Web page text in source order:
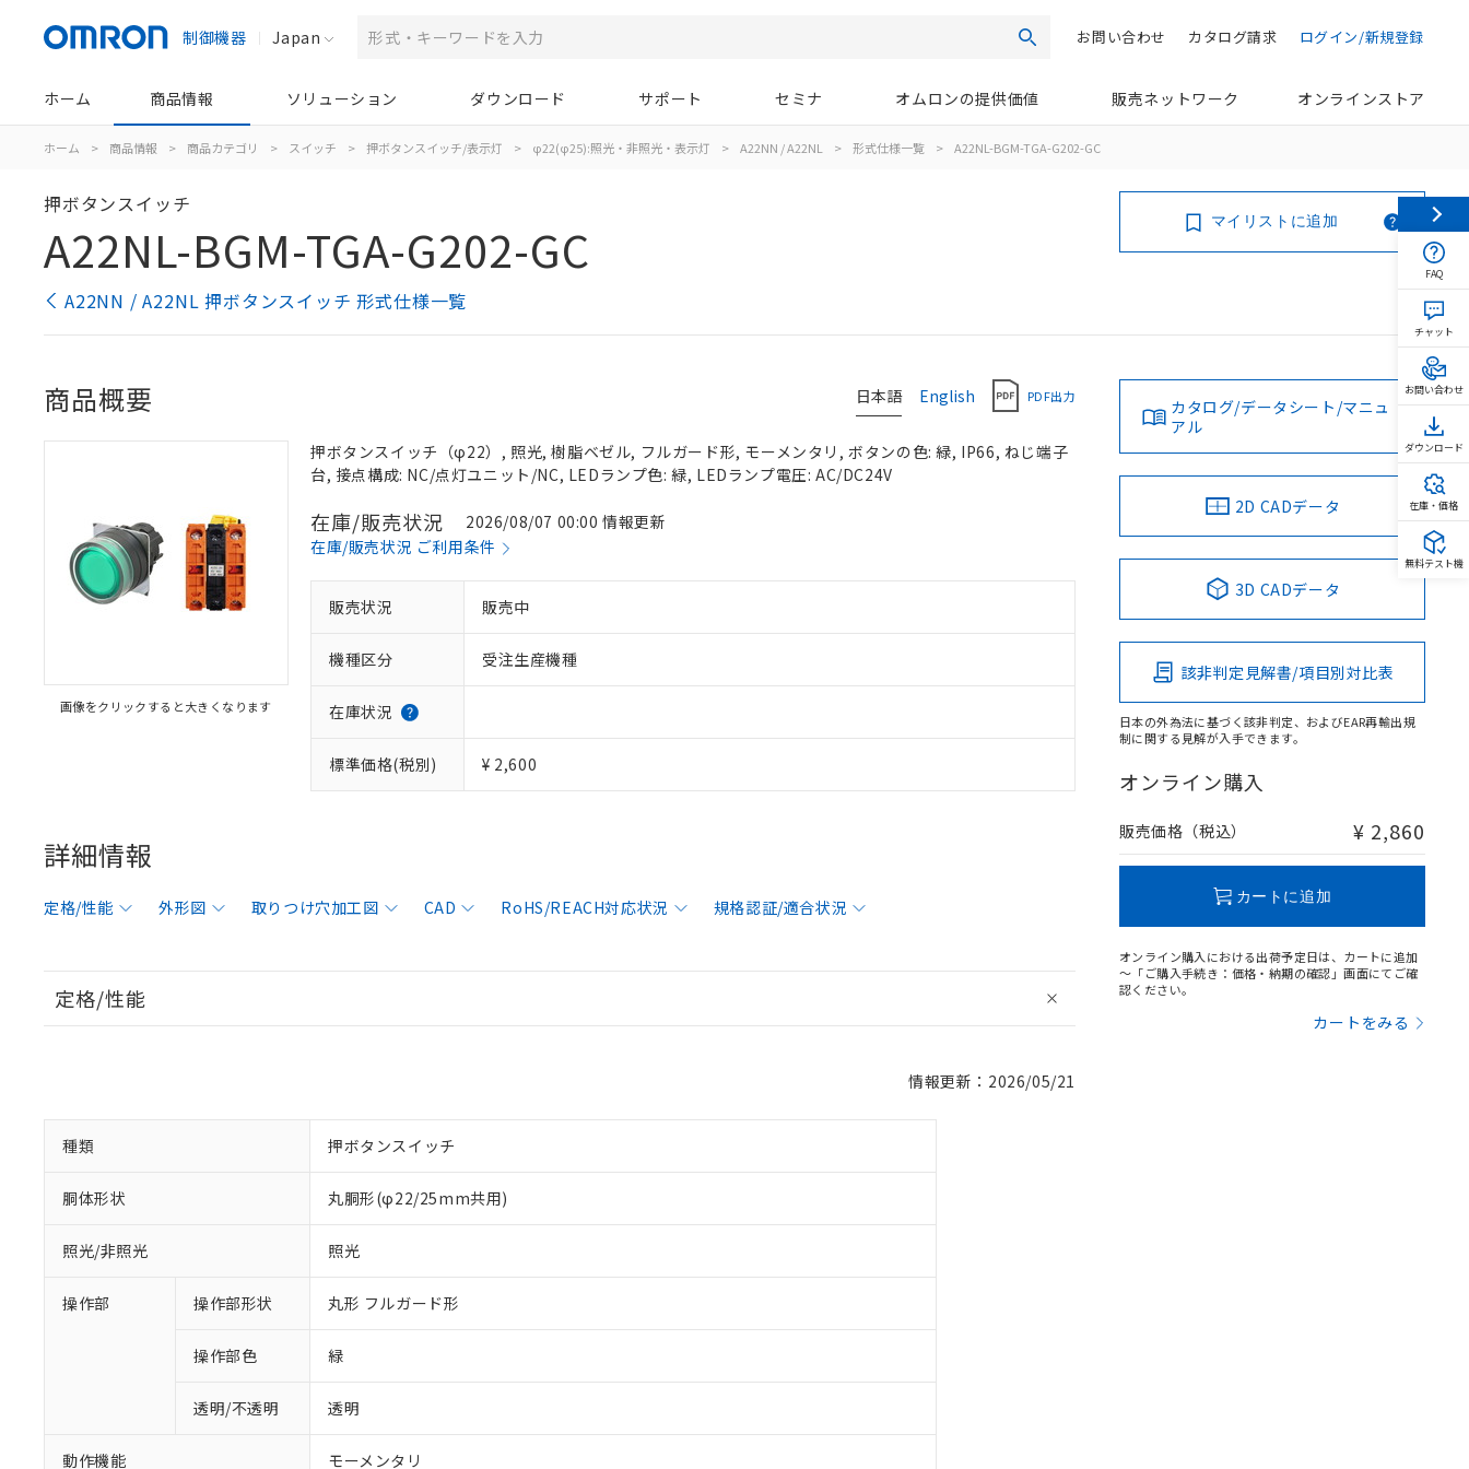
制御機器 Japan 検索 ログイン/新規登録
カタログ請求
お問い合わせ
ホーム 商品情報 ソリューション ダウンロード サポート セミナ オムロンの提供価値 販売ネットワーク オンラインストア
ホーム > 商品情報 > 商品カテゴリ > スイッチ > 押ボタンスイッチ/表示灯 > φ22(φ25):照光・非照光・表示灯 > A22NN / A22NL > 形式仕様一覧 > A22NL-BGM-TGA-G202-GC
押ボタンスイッチ
A22NL-BGM-TGA-G202-GC
A22NN / A22NL 押ボタンスイッチ 形式仕様一覧
マイリストに追加
日本語 English PDF出力
商品概要
画像をクリックすると大きくなります
押ボタンスイッチ（φ22）, 照光, 樹脂ベゼル, フルガード形, モーメンタリ, ボタンの色: 緑, IP66, ねじ端子
台, 接点構成: NC/点灯ユニット/NC, LEDランプ色: 緑, LEDランプ電圧: AC/DC24V
在庫/販売状況
2026/08/07 00:00 情報更新
在庫/販売状況 ご利用条件
販売状況 販売中
機種区分 受注生産機種
在庫状況
標準価格(税別) ¥ 2,600
詳細情報
定格/性能 外形図 取りつけ穴加工図 CAD RoHS/REACH対応状況 規格認証/適合状況
定格/性能
情報更新：2026/05/21
種類 押ボタンスイッチ
胴体形状 丸胴形(φ22/25mm共用)
照光/非照光 照光
操作部 操作部形状 丸形 フルガード形
操作部色 緑
透明/不透明 透明
動作機能 モーメンタリ
カタログ/データシート/マニュ
アル
2D CADデータ
3D CADデータ
該非判定見解書/項目別対比表
日本の外為法に基づく該非判定、およびEAR再輸出規
制に関する見解が入手できます。
オンライン購入
販売価格（税込） ¥ 2,860
カートに追加
オンライン購入における出荷予定日は、カートに追加
～「ご購入手続き：価格・納期の確認」画面にてご確
認ください。
カートをみる
FAQ
チャット
お問い合わせ
ダウンロード
在庫・価格
無料テスト機